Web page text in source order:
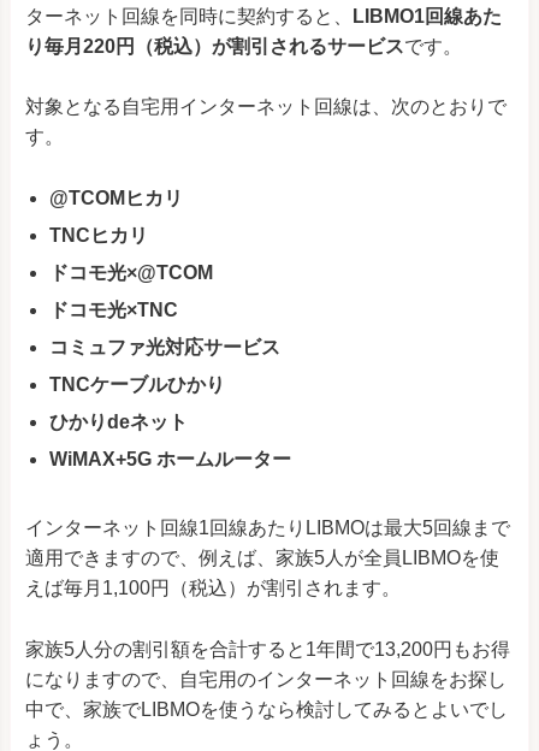
ターネット回線を同時に契約すると、
LIBMO1回線あた
り毎月220円（税込）が割引されるサービスです。
対象となる自宅用インターネット回線は、次のとおりで
す。
@TCOMヒカリ
TNCヒカリ
ドコモ光×@TCOM
ドコモ光×TNC
コミュファ光対応サービス
TNCケーブルひかり
ひかりdeネット
WiMAX+5G ホームルーター
インターネット回線1回線あたりLIBMOは最大5回線まで
適用できますので、例えば、家族5人が全員LIBMOを使
えば毎月1,100円（税込）が割引されます。
家族5人分の割引額を合計すると1年間で13,200円もお得
になりますので、自宅用のインターネット回線をお探し
中で、家族でLIBMOを使うなら検討してみるとよいでし
ょう。